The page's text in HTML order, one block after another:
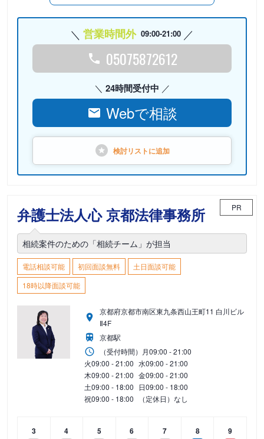
営業時間外 09:00-21:00
05075872612
24時間受付中
Webで相談
検討リストに追加
弁護士法人心 京都法律事務所 PR
相続案件のための「相続チーム」が担当
電話相談可能 初回面談無料
土日面談可能
18時以降面談可能
京都府京都市南区東九条西山王町11 白川ビル
Ⅱ4F
京都駅
（受付時間） 月09:00 - 21:00
火09:00 - 21:00 水09:00 - 21:00
木09:00 - 21:00 金09:00 - 21:00
土09:00 - 18:00 日09:00 - 18:00
祝09:00 - 18:00 （定休日）なし
3
4
5
6
7
8
9